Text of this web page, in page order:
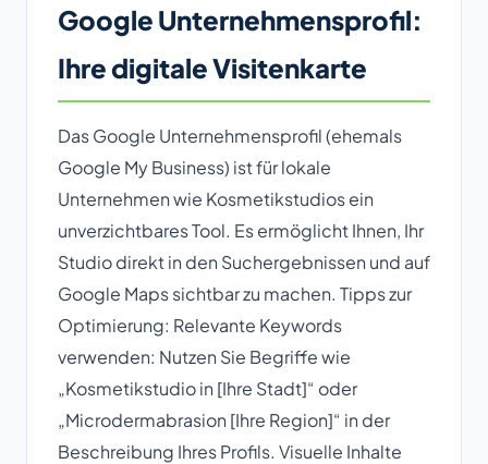
Google Unternehmensprofil:
Ihre digitale Visitenkarte
Das Google Unternehmensprofil (ehemals
Google My Business) ist für lokale
Unternehmen wie Kosmetikstudios ein
unverzichtbares Tool. Es ermöglicht Ihnen, Ihr
Studio direkt in den Suchergebnissen und auf
Google Maps sichtbar zu machen. Tipps zur
Optimierung: Relevante Keywords
verwenden: Nutzen Sie Begriffe wie
„Kosmetikstudio in [Ihre Stadt]“ oder
„Microdermabrasion [Ihre Region]“ in der
Beschreibung Ihres Profils. Visuelle Inhalte